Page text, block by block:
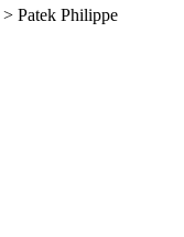
> Patek Philippe